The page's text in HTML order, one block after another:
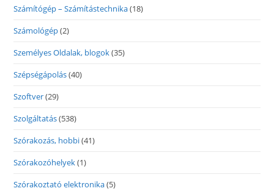
Számítógép – Számítástechnika(18)
Számológép(2)
Személyes Oldalak, blogok(35)
Szépségápolás(40)
Szoftver(29)
Szolgáltatás(538)
Szórakozás, hobbi(41)
Szórakozóhelyek(1)
Szórakoztató elektronika(5)